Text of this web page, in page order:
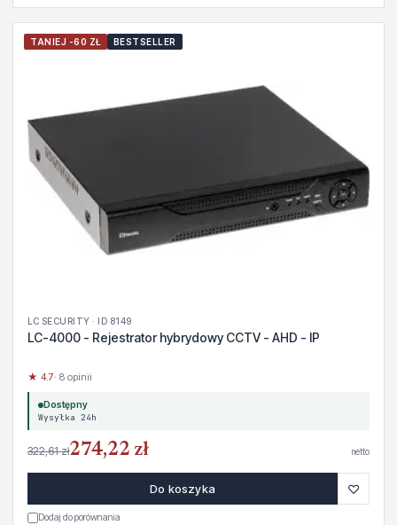
TANIEJ -60 ZŁ BESTSELLER
LC SECURITY · ID 8149
LC-4000 - Rejestrator hybrydowy CCTV - AHD - IP
★ 4.7· 8 opinii
Dostępny
Wysyłka 24h
322,61 zł274,22 zł netto
Do koszyka ♡
Dodaj do porównania